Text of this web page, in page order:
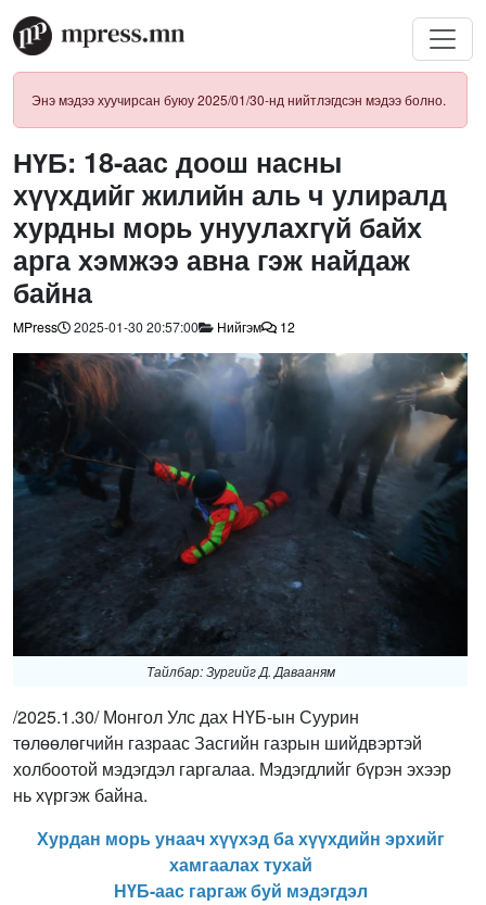
Энэ мэдээ хуучирсан буюу 2025/01/30-нд нийтлэгдсэн мэдээ болно.
НҮБ: 18-аас доош насны
хүүхдийг жилийн аль ч улиралд
хурдны морь унуулахгүй байх
арга хэмжээ авна гэж найдаж
байна
MPress 2025-01-30 20:57:00 Нийгэм 12
Тайлбар: Зургийг Д. Давааням
/2025.1.30/ Монгол Улс дах НҮБ-ын Суурин
төлөөлөгчийн газраас Засгийн газрын шийдвэртэй
холбоотой мэдэгдэл гаргалаа. Мэдэгдлийг бүрэн эхээр
нь хүргэж байна.
Хурдан морь унаач хүүхэд ба хүүхдийн эрхийг
хамгаалах тухай
НҮБ-аас гаргаж буй мэдэгдэл